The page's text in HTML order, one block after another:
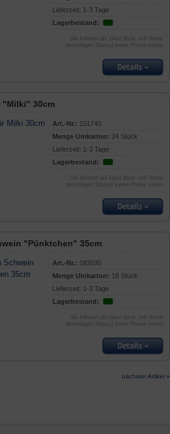
Lieferzeit: 1-3 Tage
Lagerbestand:
Sie können als Gast (bzw. mit Ihrem
derzeitigen Status) keine Preise sehen
"Milki" 30cm
Art.-Nr.: 151740
Menge Umkarton: 24 Stück
Lieferzeit: 1-3 Tage
Lagerbestand:
Sie können als Gast (bzw. mit Ihrem
derzeitigen Status) keine Preise sehen
"Pünktchen" 35cm
Art.-Nr.: 183530
Menge Umkarton: 18 Stück
Lieferzeit: 1-3 Tage
Lagerbestand:
Sie können als Gast (bzw. mit Ihrem
derzeitigen Status) keine Preise sehen
nächster Artikel »